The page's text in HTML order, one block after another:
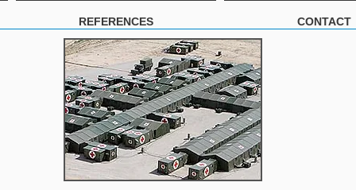
REFERENCES CONTACT